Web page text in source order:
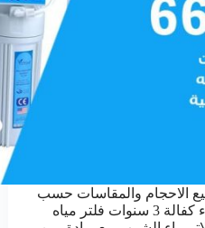
الاحجام والمقاسات حسب
الطلب افضل فلتر ماء كفالة 3 سنوات فلتر مياه